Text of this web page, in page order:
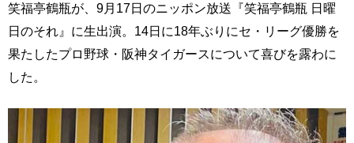
笑福亭鶴瓶が、9月17日のニッポン放送『笑福亭鶴瓶 日曜
日のそれ』に生出演。14日に18年ぶりにセ・リーグ優勝を
果たしたプロ野球・阪神タイガースについて喜びを露わに
した。